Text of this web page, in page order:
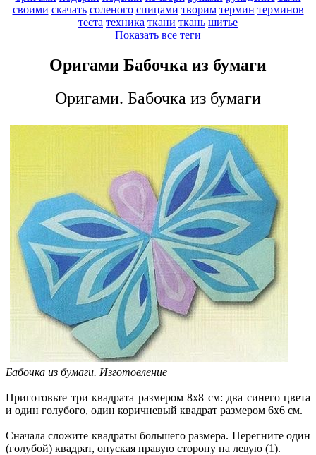
своими скачать соленого спицами творим термин терминов
теста техника ткани ткань шитье
Показать все теги
Оригами Бабочка из бумаги
Оригами. Бабочка из бумаги
Бабочка из бумаги. Изготовление
Приготовьте три квадрата размером 8x8 см: два синего цвета
и один голубого, один коричневый квадрат размером 6x6 см.
Сначала сложите квадраты большего размера. Перегните один
(голубой) квадрат, опуская правую сторону на левую (1).